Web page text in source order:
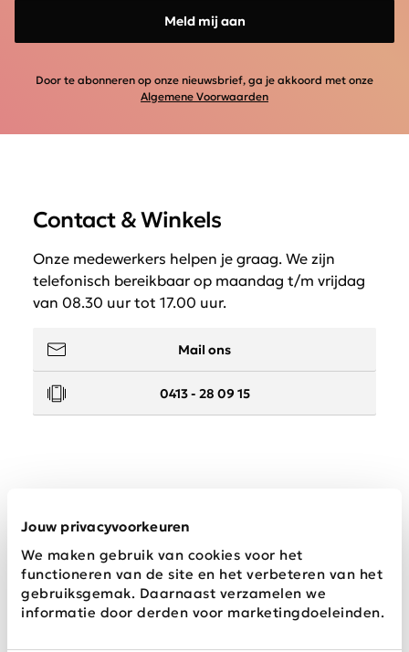
Jouw privacyvoorkeuren
We maken gebruik van cookies voor het
functioneren van de site en het verbeteren van het
gebruiksgemak. Daarnaast verzamelen we
informatie door derden voor marketingdoeleinden.
Meld mij aan
Door te abonneren op onze nieuwsbrief, ga je akkoord met onze
Algemene Voorwaarden
Contact & Winkels
Onze medewerkers helpen je graag. We zijn
telefonisch bereikbaar op maandag t/m vrijdag
van 08.30 uur tot 17.00 uur.
Mail ons
0413 - 28 09 15
Wij zijn Schijvens mode